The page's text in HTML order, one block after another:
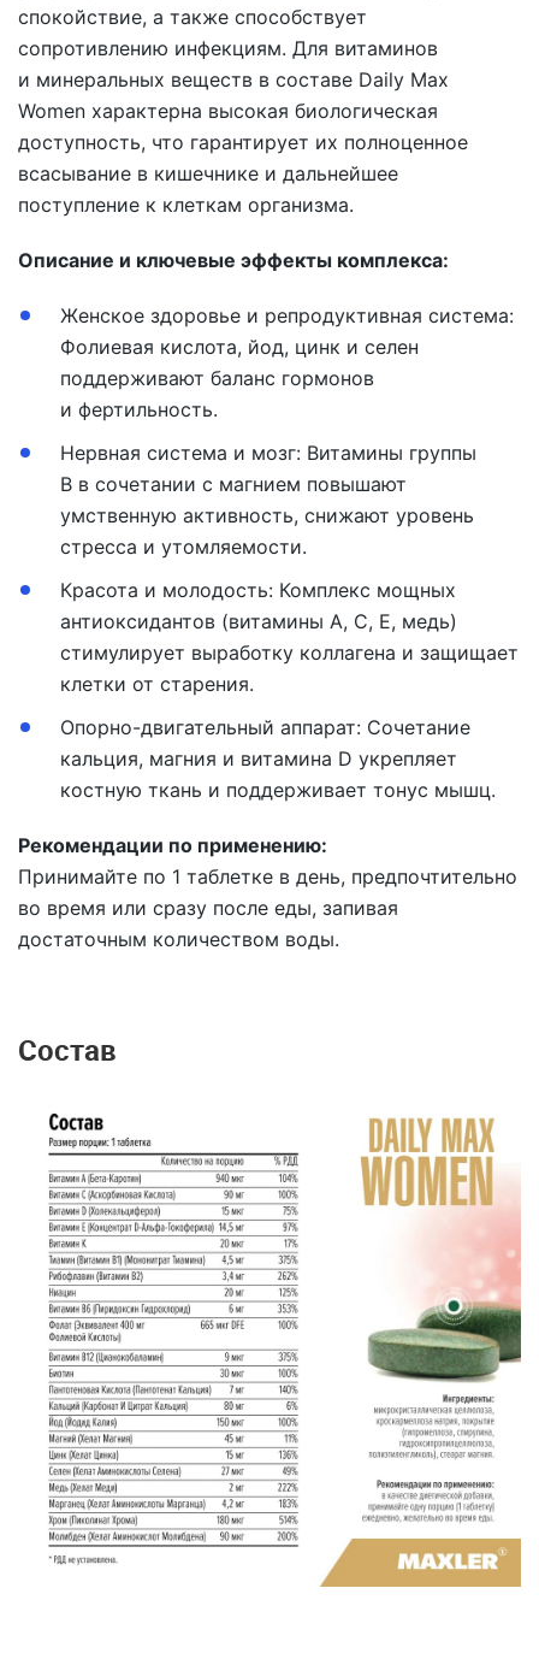
спокойствие, а также способствует
сопротивлению инфекциям. Для витаминов
и минеральных веществ в составе Daily Max
Women характерна высокая биологическая
доступность, что гарантирует их полноценное
всасывание в кишечнике и дальнейшее
поступление к клеткам организма.
Описание и ключевые эффекты комплекса:
Женское здоровье и репродуктивная система:
Фолиевая кислота, йод, цинк и селен
поддерживают баланс гормонов
и фертильность.
Нервная система и мозг: Витамины группы
B в сочетании с магнием повышают
умственную активность, снижают уровень
стресса и утомляемости.
Красота и молодость: Комплекс мощных
антиоксидантов (витамины A, C, E, медь)
стимулирует выработку коллагена и защищает
клетки от старения.
Опорно-двигательный аппарат: Сочетание
кальция, магния и витамина D укрепляет
костную ткань и поддерживает тонус мышц.
Рекомендации по применению:
Принимайте по 1 таблетке в день, предпочтительно
во время или сразу после еды, запивая
достаточным количеством воды.
Состав